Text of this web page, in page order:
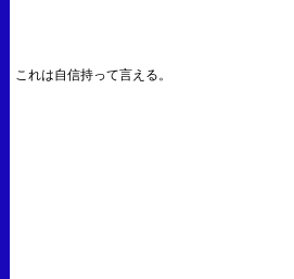
これは自信持って言える。